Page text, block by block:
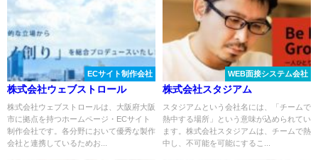
ECサイト制作会社
株式会社ウェブストロール
株式会社ウェブストロールは、大阪府大阪
市に拠点を持つホームページ・ECサイト
制作会社です。各分野において優秀な製作
会社と連携しているためお...
WEB面接システム会社
株式会社スタジアム
スタジアムという会社名には、「チームで
熱中する場所」という意味が込められてい
ます。株式会社スタジアムは、チームで熱
中し、不可能を可能にするこ...